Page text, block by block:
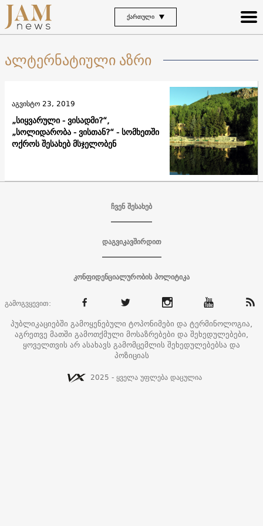
ᲥᲐᲠᲗᲣᲚᲘ
ალტერნატიული აზრი
„სიყვარული - ვისადმი?“,
„სოლიდარობა - ვისთან?“ - სომხეთში
ოქროს შესახებ მსჯელობენ
აგვისტო 23, 2019
ჩვენ შესახებ
დაგვიკავშირდით
კონფიდენციალურობის პოლიტიკა
გამოგვყევით:
პუბლიკაციებში გამოყენებული ტოპონიმები და ტერმინოლოგია,
აგრეთვე მათში გამოთქმული მოსაზრებები და შეხედულებები,
ყოველთვის არ ასახავს გამომცემლის შეხედულებებსა და
პოზიციას
2025 - ყველა უფლება დაცულია